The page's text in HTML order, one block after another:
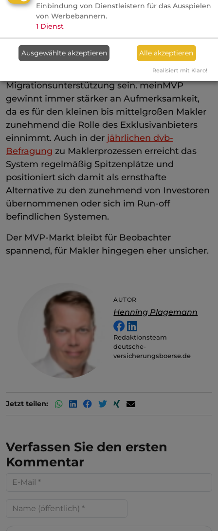
unabhängigen Makler in seiner Tätigkeit
unterstützen.
Migration für die Makler
erleichtern
Besonders relevant für Makler dürfte die
Migrationsunterstützung sein. meinMVP
gewinnt immer stärker an Aufmerksamkeit,
da es für den kleinen bis mittelgroßen Makler
zunehmend die Rolle des Exklusivanbieters
einnimmt. Auch in der jährlichen dvb-
Befragung zu Maklerprozessen erreicht das
System regelmäßig Spitzenplätze und
positioniert sich damit als ernsthafte
Alternative zu den zunehmend von Investoren
übernommenen oder sich im Run-off
befindlichen Systemen.
Der MVP-Markt bleibt für Beobachter
spannend, für Makler hingegen eher unsicher.
AUTOR
Henning Plagemann
Redaktionsteam
deutsche-
versicherungsboerse.de
Jetzt teilen:
Verfassen Sie den ersten
Kommentar
Einbindung von Dienstleistern für das Ausspielen
von Werbebannern.
1 Dienst
Ausgewählte akzeptieren Alle akzeptieren
Realisiert mit Klaro!